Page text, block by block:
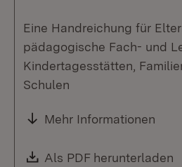
Eine Handreichung für
pädagogische Fach- und
Kindertagesstätten,
Schulen
Mehr Informationen
Download:
Als PDF herunterladen